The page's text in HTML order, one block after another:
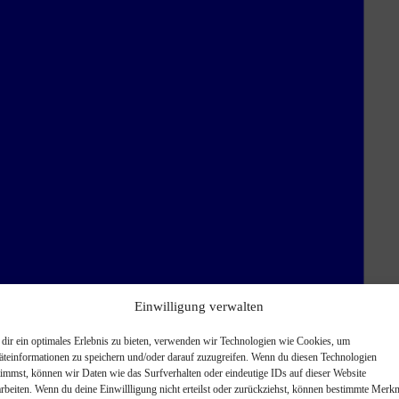
Einwilligung verwalten
ein optimales Erlebnis zu bieten, verwenden wir Technologien wie Cookies, um
zu speichern und/oder darauf zuzugreifen. Wenn du diesen Technologien
können wir Daten wie das Surfverhalten oder eindeutige IDs auf dieser Website
Wenn du deine Einwillligung nicht erteilst oder zurückziehst, können bestimmte